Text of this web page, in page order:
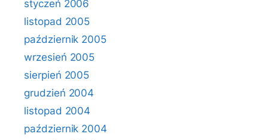
styczeń 2006
listopad 2005
październik 2005
wrzesień 2005
sierpień 2005
grudzień 2004
listopad 2004
październik 2004